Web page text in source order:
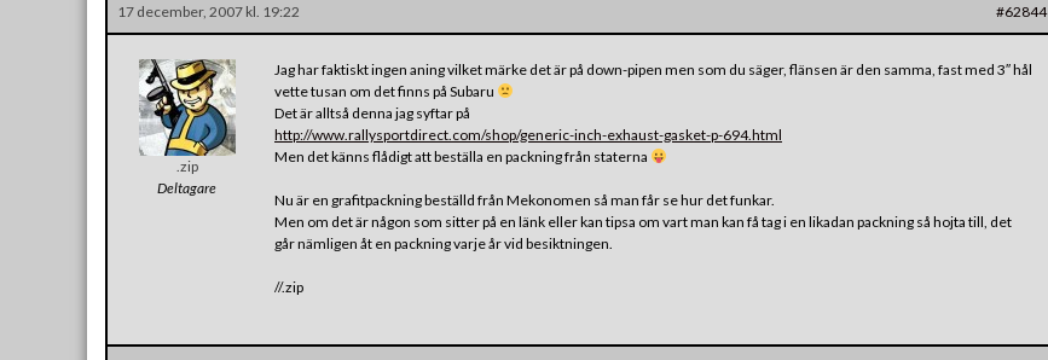
17 december, 2007 kl. 19:22 #62844
.zip
Deltagare
Jag har faktiskt ingen aning vilket märke det är på down-pipen men som du säger, flänsen är den samma, fast med 3″ hål
vette tusan om det finns på Subaru
Det är alltså denna jag syftar på
http://www.rallysportdirect.com/shop/generic-inch-exhaust-gasket-p-694.html
Men det känns flådigt att beställa en packning från staterna
Nu är en grafitpackning beställd från Mekonomen så man får se hur det funkar.
Men om det är någon som sitter på en länk eller kan tipsa om vart man kan få tag i en likadan packning så hojta till, det
går nämligen åt en packning varje år vid besiktningen.
//.zip